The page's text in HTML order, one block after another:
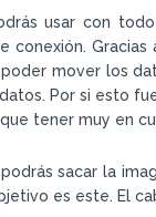
usar con
Gracias
mover los
Por si esto
tener muy en
sacar la
es este. El